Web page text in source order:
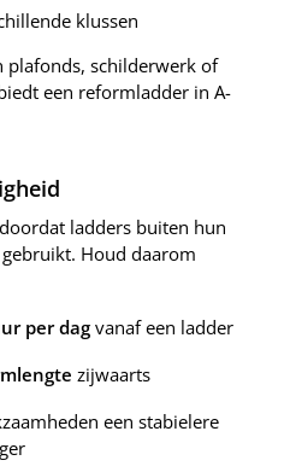
klussen
plafonds, schilderwerk of
een reformladder in A-
ladders buiten hun
Houd daarom
per dagvanaf een ladder
zijwaarts
een stabielere